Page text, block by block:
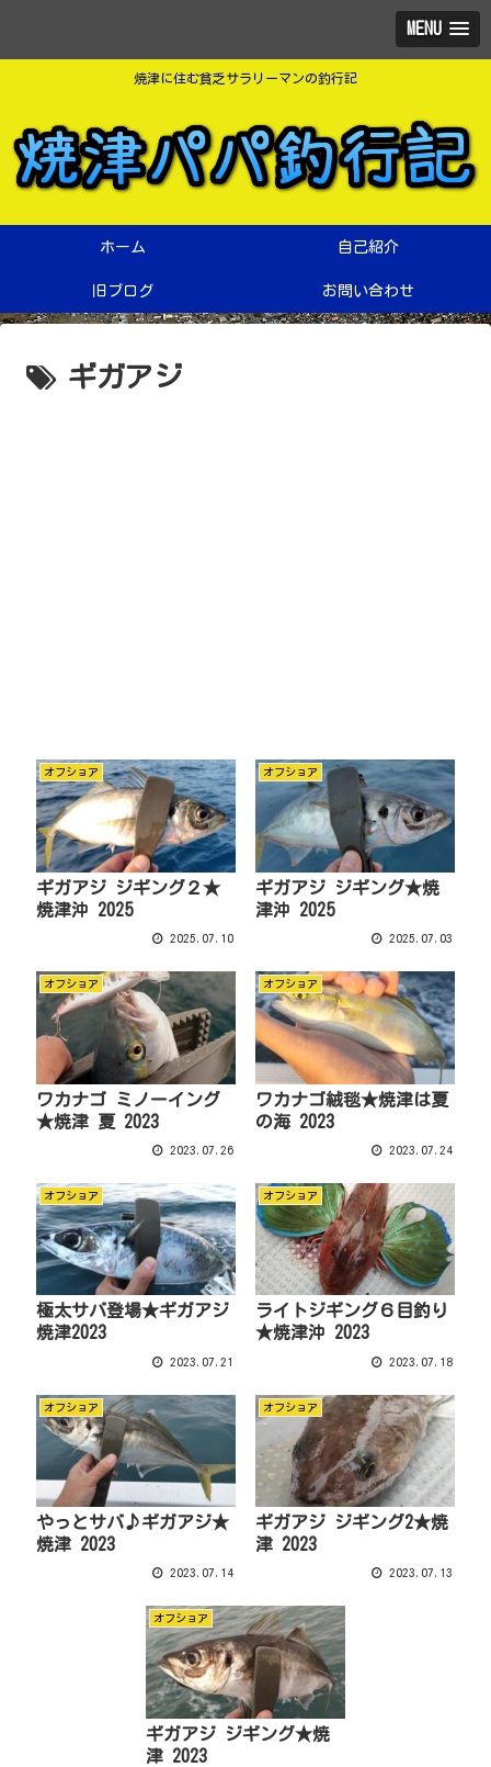
MENU
焼津に住む貧乏サラリーマンの釣行記
ホーム 自己紹介
旧ブログ お問い合わせ
ギガアジ
オフショア
ギガアジ ジギング２★
焼津沖 2025
2025.07.10
オフショア
ギガアジ ジギング★焼
津沖 2025
2025.07.03
オフショア
ワカナゴ ミノーイング
★焼津 夏 2023
2023.07.26
オフショア
ワカナゴ絨毯★焼津は夏
の海 2023
2023.07.24
オフショア
極太サバ登場★ギガアジ
焼津2023
2023.07.21
オフショア
ライトジギング６目釣り
★焼津沖 2023
2023.07.18
オフショア
やっとサバ♪ギガアジ★
焼津 2023
2023.07.14
オフショア
ギガアジ ジギング2★焼
津 2023
2023.07.13
オフショア
ギガアジ ジギング★焼
津 2023